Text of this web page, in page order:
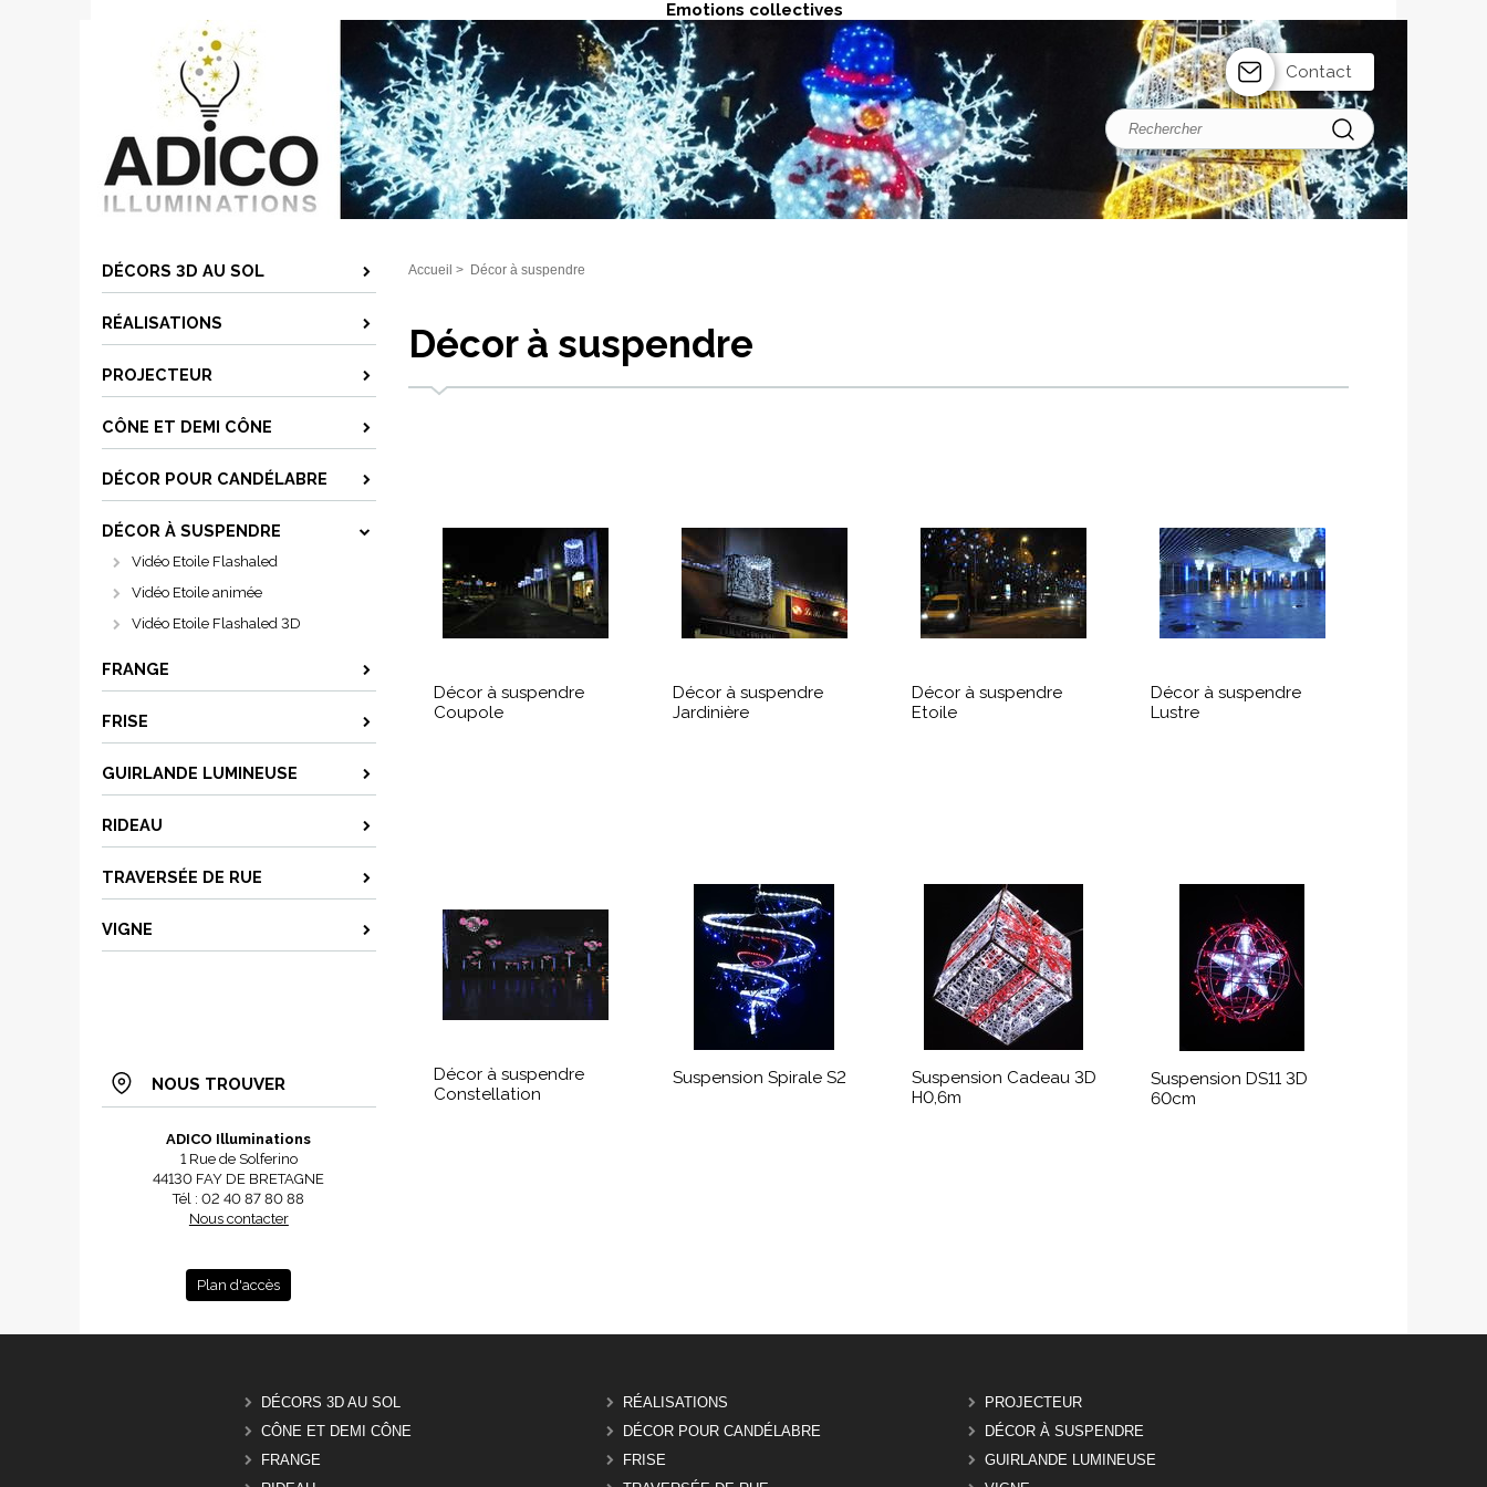
Emotions collectives
Contact
DÉCORS 3D AU SOL
RÉALISATIONS
PROJECTEUR
CÔNE ET DEMI CÔNE
DÉCOR POUR CANDÉLABRE
DÉCOR À SUSPENDRE
Vidéo Etoile Flashaled
Vidéo Etoile animée
Vidéo Etoile Flashaled 3D
FRANGE
FRISE
GUIRLANDE LUMINEUSE
RIDEAU
TRAVERSÉE DE RUE
VIGNE
NOUS TROUVER
ADICO Illuminations
1 Rue de Solferino
44130 FAY DE BRETAGNE
Tél : 02 40 87 80 88
Nous contacter
Plan d'accès
Accueil > Décor à suspendre
Décor à suspendre
Décor à suspendre
Coupole
Décor à suspendre
Jardinière
Décor à suspendre
Etoile
Décor à suspendre
Lustre
Décor à suspendre
Constellation
Suspension Spirale S2
Suspension Cadeau 3D
H0,6m
Suspension DS11 3D
60cm
DÉCORS 3D AU SOL RÉALISATIONS
PROJECTEUR
CÔNE ET DEMI CÔNE
DÉCOR POUR CANDÉLABRE
DÉCOR À SUSPENDRE
FRANGE
FRISE
GUIRLANDE LUMINEUSE